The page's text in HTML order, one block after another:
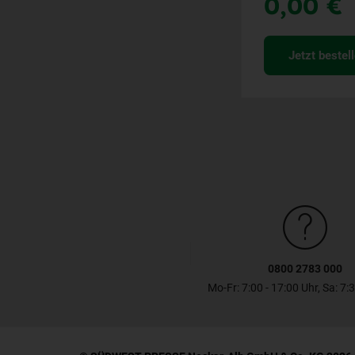
Jetzt
0800 2783 000
Mo-Fr: 7:00 - 17:00 Uhr, Sa: